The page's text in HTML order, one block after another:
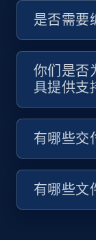
Video
8K+
Youtube -
keyword
URL, Title,
Video length,
是否需要
你们是否
具提供支
有哪些交
有哪些文